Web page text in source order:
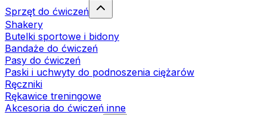
Sprzęt do ćwiczeń
Shakery
Butelki sportowe i bidony
Bandaże do ćwiczeń
Pasy do ćwiczeń
Paski i uchwyty do podnoszenia ciężarów
Ręczniki
Rękawice treningowe
Akcesoria do ćwiczeń inne